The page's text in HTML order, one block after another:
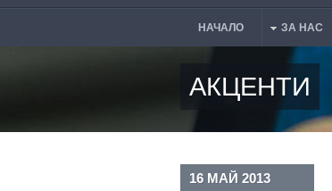
Main Menu
НАЧАЛО ЗА НАС
АКЦЕНТИ
16 МАЙ 2013